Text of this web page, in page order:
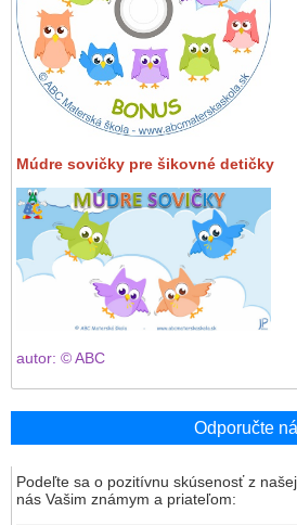
Múdre sovičky pre šikovné detičky
autor: © ABC
Odporučte
Podeľte sa o pozitívnu skúsenosť z
nás Vašim známym a priateľom: